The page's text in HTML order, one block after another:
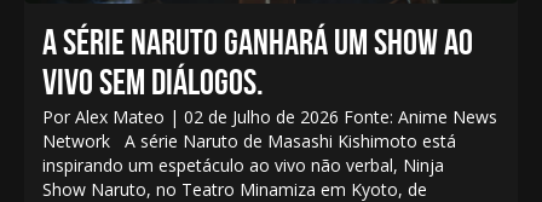
A SÉRIE NARUTO GANHARÁ UM SHOW AO
VIVO SEM DIÁLOGOS.
Por Alex Mateo | 02 de Julho de 2026 Fonte: Anime News
Network A série Naruto de Masashi Kishimoto está
inspirando um espetáculo ao vivo não verbal, Ninja
Show Naruto, no Teatro Minamiza em Kyoto, de